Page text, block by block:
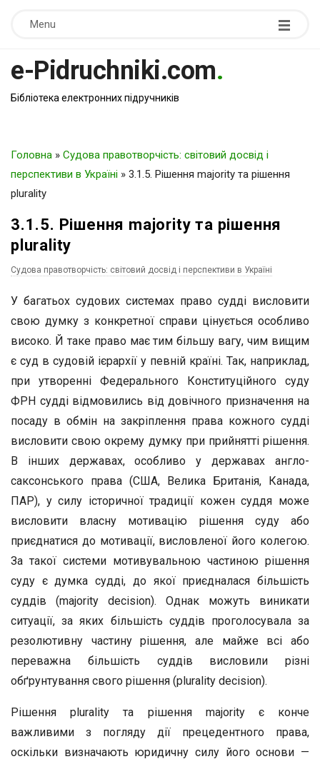
Menu
e-Pidruchniki.com.
Бібліотека електронних підручників
Головна » Судова правотворчість: світовий досвід і
перспективи в Україні » 3.1.5. Рішення majority та рішення
plurality
3.1.5. Рішення majority та рішення
plurality
Судова правотворчість: світовий досвід і перспективи в Україні
У багатьох судових системах право судді висловити
свою думку з конкретної справи цінується особливо
високо. Й таке право має тим більшу вагу, чим вищим
є суд в судовій ієрархії у певній країні. Так, наприклад,
при утворенні Федерального Конституційного суду
ФРН судді відмовились від довічного призначення на
посаду в обмін на закріплення права кожного судді
висловити свою окрему думку при прийнятті рішення.
В інших державах, особливо у державах англо-
саксонського права (США, Велика Британія, Канада,
ПАР), у силу історичної традиції кожен суддя може
висловити власну мотивацію рішення суду або
приєднатися до мотивації, висловленої його колегою.
За такої системи мотивувальною частиною рішення
суду є думка судді, до якої приєдналася більшість
суддів (majority decision). Однак можуть виникати
ситуації, за яких більшість суддів проголосувала за
резолютивну частину рішення, але майже всі або
переважна більшість суддів висловили різні
обґрунтування свого рішення (plurality decision).
Рішення plurality та рішення majority є конче
важливими з погляду дії прецедентного права,
оскільки визначають юридичну силу його основи —